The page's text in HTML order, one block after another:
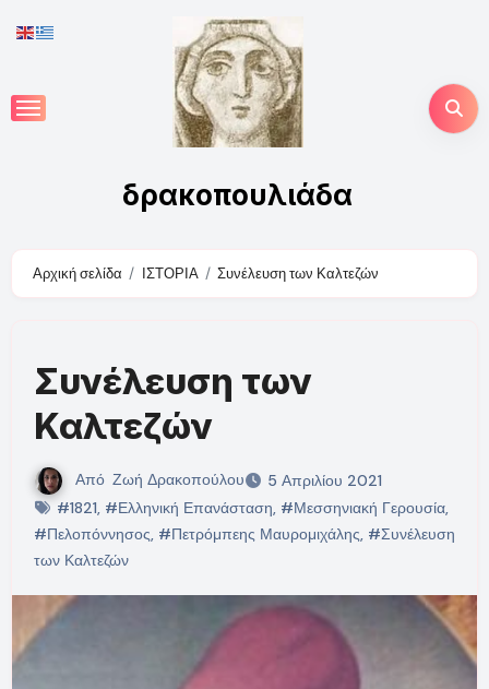
to
δρακοπουλιάδα
Αρχική σελίδα ΙΣΤΟΡΙΑ Συνέλευση των Καλτεζών
Συνέλευση των
Καλτεζών
Από Ζωή Δρακοπούλου
5 Απριλίου 2021
#1821, #Ελληνική Επανάσταση, #Μεσσηνιακή Γερουσία,
#Πελοπόννησος, #Πετρόμπεης Μαυρομιχάλης, #Συνέλευση
των Καλτεζών